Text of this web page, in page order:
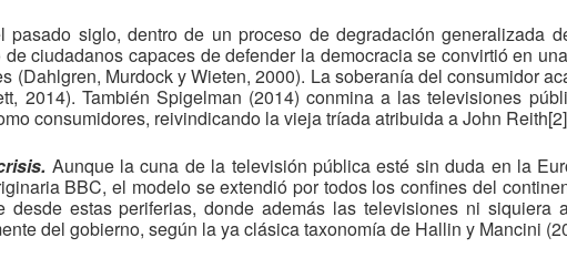
pasado siglo, dentro de un proceso de degradación generalizada
ciudadanos capaces de defender la democracia se convirtió en
(Dahlgren, Murdock y Wieten, 2000). La soberanía del consumidor
2014). También Spigelman (2014) conmina a las televisiones
consumidores, reivindicando la vieja tríada atribuida a John
Aunque la cuna de la televisión pública esté sin duda en la
BBC, el modelo se extendió por todos los confines del
desde estas periferias, donde además las televisiones ni siquiera
del gobierno, según la ya clásica taxonomía de Hallin y Mancini